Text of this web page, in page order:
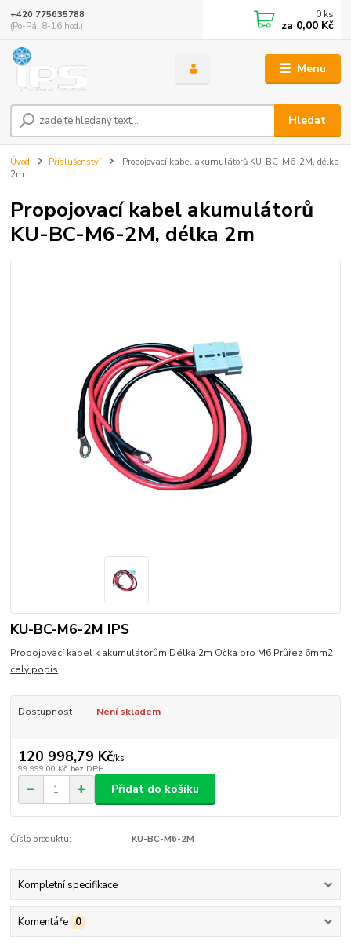
Menu
Hledat
+420 775635788
(Po-Pá, 8-16 hod.)
0 ks
za 0,00 Kč
Úvod Příslušenství
Propojovací kabel akumulátorů KU-BC-M6-2M, délka
2m
Propojovací kabel akumulátorů
KU-BC-M6-2M, délka 2m
KU-BC-M6-2M IPS
Propojovací kabel k akumulátorům Délka 2m Očka pro M6 Průřez 6mm2
celý popis
Dostupnost Není skladem
120 998,79 Kč/ks
99 999,00 Kč bez DPH
Přidat do košíku
Číslo produktu: KU-BC-M6-2M
Kompletní specifikace
Komentáře 0